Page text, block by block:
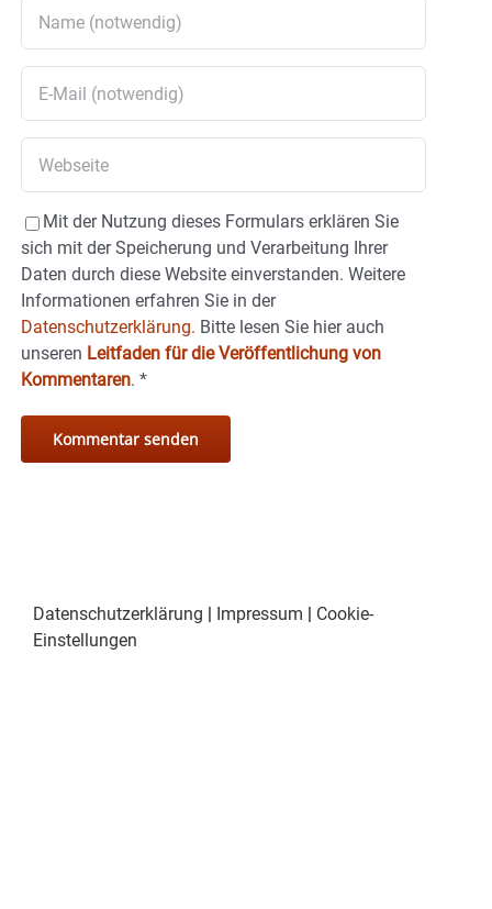
Mit der Nutzung dieses Formulars erklären Sie
sich mit der Speicherung und Verarbeitung Ihrer
Daten durch diese Website einverstanden. Weitere
Informationen erfahren Sie in der
Datenschutzerklärung. Bitte lesen Sie hier auch
unseren Leitfaden für die Veröffentlichung von
Kommentaren. *
Datenschutzerklärung Impressum
Cookie-
Einstellungen